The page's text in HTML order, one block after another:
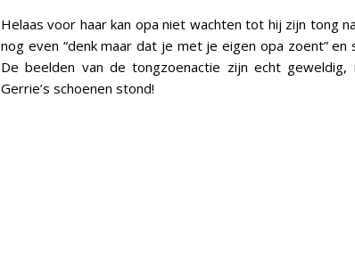
Helaas voor haar kan opa niet wachten tot hij zijn tong
nog even “denk maar dat je met je eigen opa zoent”
De beelden van de tongzoenactie zijn echt
Gerrie’s schoenen stond!